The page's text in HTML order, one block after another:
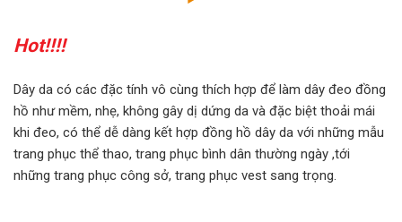
Hot!!!!
Dây da có các đặc tính vô cùng thích hợp để làm dây đeo đồng
hồ như mềm, nhẹ, không gây dị dứng da và đặc biệt thoải mái
khi đeo, có thể dễ dàng kết hợp đồng hồ dây da với những mẫu
trang phục thể thao, trang phục bình dân thường ngày ,tới
những trang phục công sở, trang phục vest sang trọng.